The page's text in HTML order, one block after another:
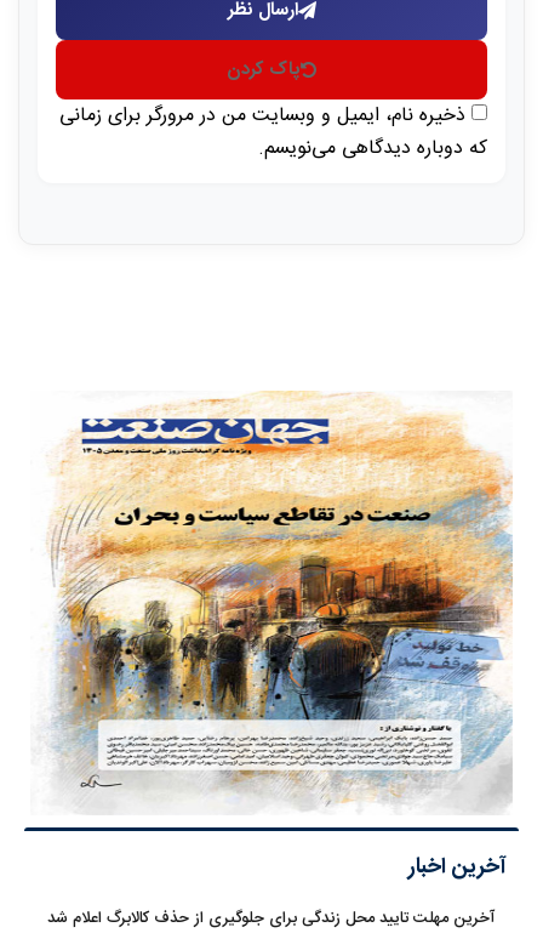
ارسال نظر
پاک کردن
ذخیره نام، ایمیل و وبسایت من در مرورگر برای زمانی
که دوباره دیدگاهی می‌نویسم.
آخرین اخبار
آخرین مهلت تایید محل زندگی برای جلوگیری از حذف کالابرگ اعلام شد